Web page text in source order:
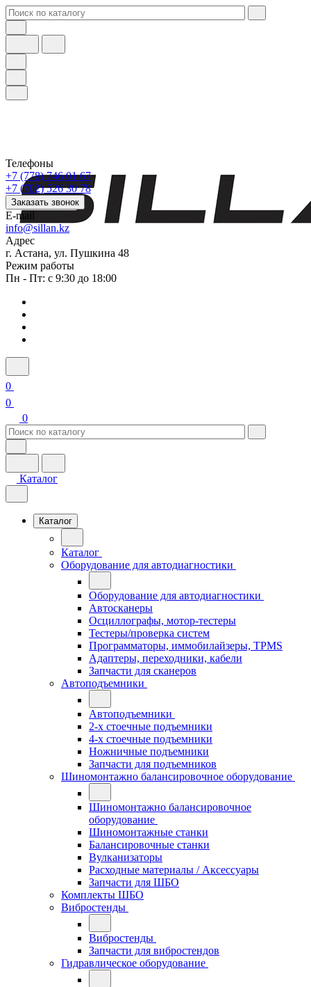
Телефоны
+7 (778) 746 01 67
+7 (702) 526 30 78
Заказать звонок
E-mail
info@sillan.kz
Адрес
г. Астана, ул. Пушкина 48
Режим работы
Пн - Пт: с 9:30 до 18:00
0
0
0
Каталог
Каталог
Каталог
Оборудование для автодиагностики
Оборудование для автодиагностики
Автосканеры
Осциллографы, мотор-тестеры
Тестеры/проверка систем
Программаторы, иммобилайзеры, TPMS
Адаптеры, переходники, кабели
Запчасти для сканеров
Автоподъемники
Автоподъемники
2-х стоечные подъемники
4-х стоечные подъемники
Ножничные подъемники
Запчасти для подъемников
Шиномонтажно балансировочное оборудование
Шиномонтажно балансировочное
оборудование
Шиномонтажные станки
Балансировочные станки
Вулканизаторы
Расходные материалы / Аксессуары
Запчасти для ШБО
Комплекты ШБО
Вибростенды
Вибростенды
Запчасти для вибростендов
Гидравлическое оборудование